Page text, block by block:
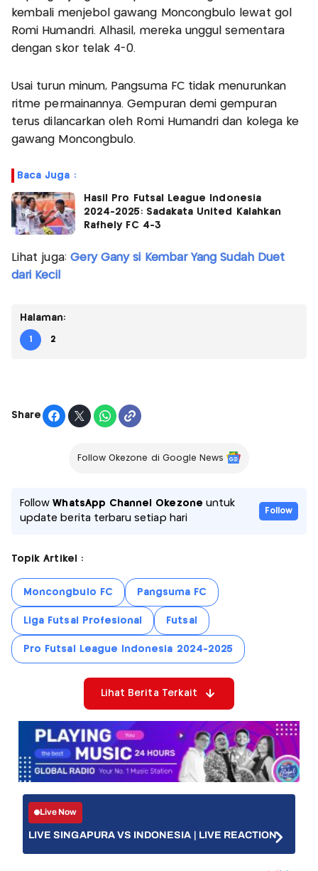
kembali menjebol gawang Moncongbulo lewat gol
Romi Humandri. Alhasil, mereka unggul sementara
dengan skor telak 4-0.
Usai turun minum, Pangsuma FC tidak menurunkan
ritme permainannya. Gempuran demi gempuran
terus dilancarkan oleh Romi Humandri dan kolega ke
gawang Moncongbulo.
Baca Juga :
Hasil Pro Futsal League Indonesia
2024-2025: Sadakata United Kalahkan
Rafhely FC 4-3
Lihat juga: Gery Gany si Kembar Yang Sudah Duet
dari Kecil
Halaman:
1 2
Share
Follow Okezone di Google News
FollowWhatsApp Channel Okezone untuk
update berita terbaru setiap hari
Follow
Topik Artikel :
Moncongbulo FC Pangsuma FC
Liga Futsal Profesional Futsal
Pro Futsal League Indonesia 2024-2025
Lihat Berita Terkait
Live Now
LIVE SINGAPURA VS INDONESIA | LIVE REACTION